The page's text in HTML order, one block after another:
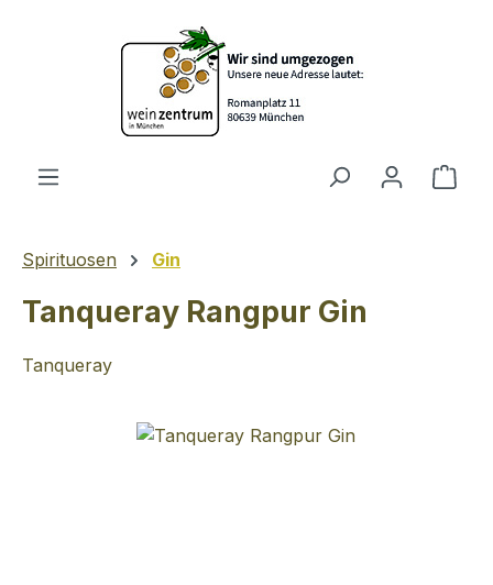
Zum Hauptinhalt springen
Spirituosen Gin
Tanqueray Rangpur Gin
Tanqueray
Bildergalerie überspringen